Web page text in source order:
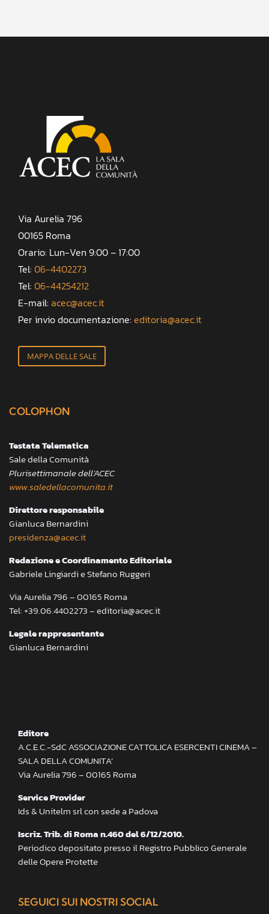
Via Aurelia 796
00165 Roma
Orario: Lun-Ven 9:00 – 17:00
Tel: 06-4402273
Tel: 06-44254212
E-mail: acec@acec.it
Per invio documentazione: editoria@acec.it
MAPPA DELLE SALE
COLOPHON
Testata Telematica
Sale della Comunità
Plurisettimanale dell’ACEC
www.saledellacomunita.it
Direttore responsabile
Gianluca Bernardini
presidenza@acec.it
Redazione e Coordinamento Editoriale
Gabriele Lingiardi e Stefano Ruggeri
Via Aurelia 796 – 00165 Roma
Tel: +39.06.4402273 – editoria@acec.it
Legale rappresentante
Gianluca Bernardini
Editore
A.C.E.C.-SdC ASSOCIAZIONE CATTOLICA ESERCENTI CINEMA –
SALA DELLA COMUNITA’
Via Aurelia 796 – 00165 Roma
Service Provider
Ids & Unitelm srl con sede a Padova
Iscriz. Trib. di Roma n.460 del 6/12/2010.
Periodico depositato presso il Registro Pubblico Generale
delle Opere Protette
SEGUICI SUI NOSTRI SOCIAL